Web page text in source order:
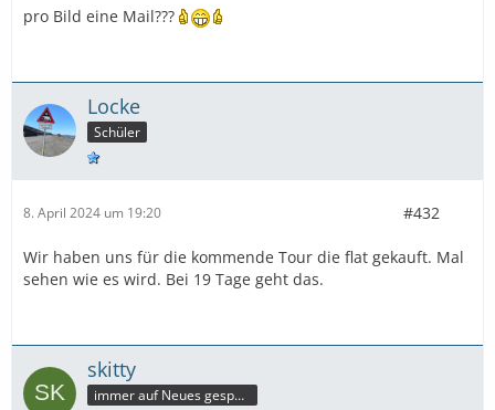
pro Bild eine Mail???
Locke
Schüler
8. April 2024 um 19:20 #432
Wir haben uns für die kommende Tour die flat gekauft. Mal
sehen wie es wird. Bei 19 Tage geht das.
skitty
immer auf Neues gespannt